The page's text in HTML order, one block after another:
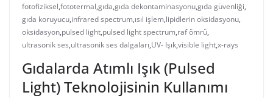
fotofiziksel,fototermal,gıda,gıda dekontaminasyonu,gıda güvenliği,
gıda koruyucu,infrared spectrum,ısıl işlem,lipidlerin oksidasyonu,
oksidasyon,pulsed light,pulsed light spectrum,raf ömrü,
ultrasonik ses,ultrasonik ses dalgaları,UV- Işık,visible light,x-rays
Gıdalarda Atımlı Işık (Pulsed
Light) Teknolojisinin Kullanımı